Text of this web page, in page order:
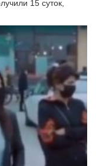
15 суток,